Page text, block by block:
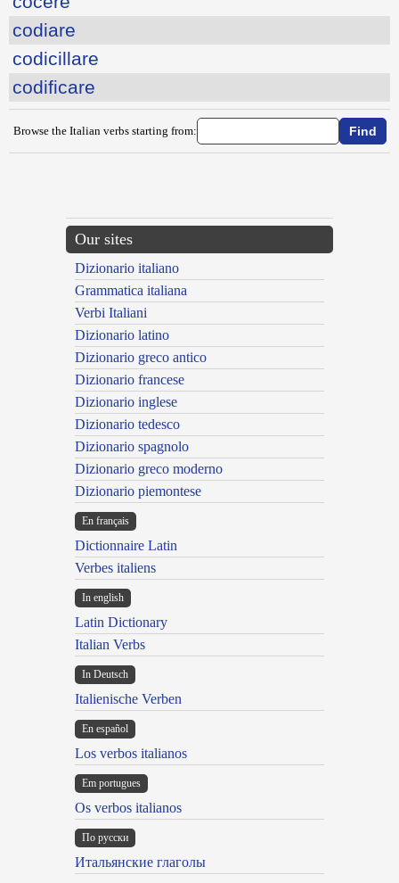
codiare
codicillare
codificare
Browse the Italian verbs starting from:
Our sites
Dizionario italiano
Grammatica italiana
Verbi Italiani
Dizionario latino
Dizionario greco antico
Dizionario francese
Dizionario inglese
Dizionario tedesco
Dizionario spagnolo
Dizionario greco moderno
Dizionario piemontese
En français
Dictionnaire Latin
Verbes italiens
In english
Latin Dictionary
Italian Verbs
In Deutsch
Italienische Verben
En español
Los verbos italianos
Em portugues
Os verbos italianos
По русски
Итальянские глаголы